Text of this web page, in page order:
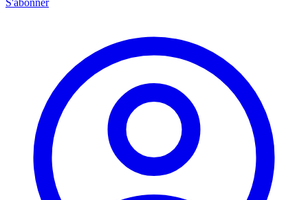
S'abonner